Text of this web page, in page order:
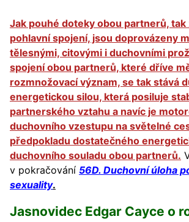
Jak pouhé doteky obou partnerů, tak
pohlavní spojení, jsou doprovázeny
tělesnými, citovými i duchovními
spojení obou partnerů, které dříve
rozmnožovací význam, se tak stává
energetickou silou, která posiluje
partnerského vztahu a navíc je
duchovního vzestupu na světelné
předpokladu dostatečného
duchovního souladu obou partnerů.
v pokračování 56D. Duchovní úloha
sexuality.
Jasnovidec Edgar Cayce o